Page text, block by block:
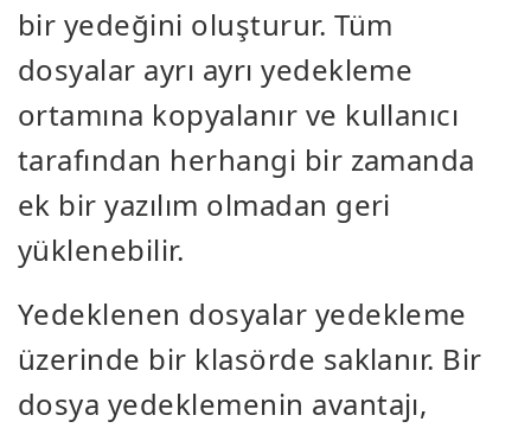
bir yedeğini oluşturur. Tüm
dosyalar ayrı ayrı yedekleme
ortamına kopyalanır ve kullanıcı
tarafından herhangi bir zamanda
ek bir yazılım olmadan geri
yüklenebilir.
Yedeklenen dosyalar yedekleme
üzerinde bir klasörde saklanır. Bir
dosya yedeklemenin avantajı,